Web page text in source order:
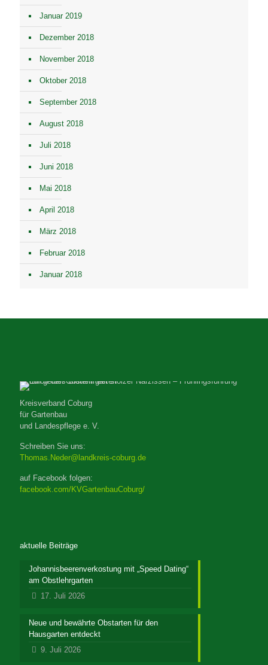
Januar 2019
Dezember 2018
November 2018
Oktober 2018
September 2018
August 2018
Juli 2018
Juni 2018
Mai 2018
April 2018
März 2018
Februar 2018
Januar 2018
Kreisverband Coburg
für Gartenbau
und Landespflege e. V.
Schreiben Sie uns:
Thomas.Neder@landkreis-coburg.de
auf Facebook folgen:
facebook.com/KVGartenbauCoburg/
aktuelle Beiträge
Johannisbeerenverkostung mit „Speed Dating“
am Obstlehrgarten
17. Juli 2026
Neue und bewährte Obstarten für den
Hausgarten entdeckt
9. Juli 2026